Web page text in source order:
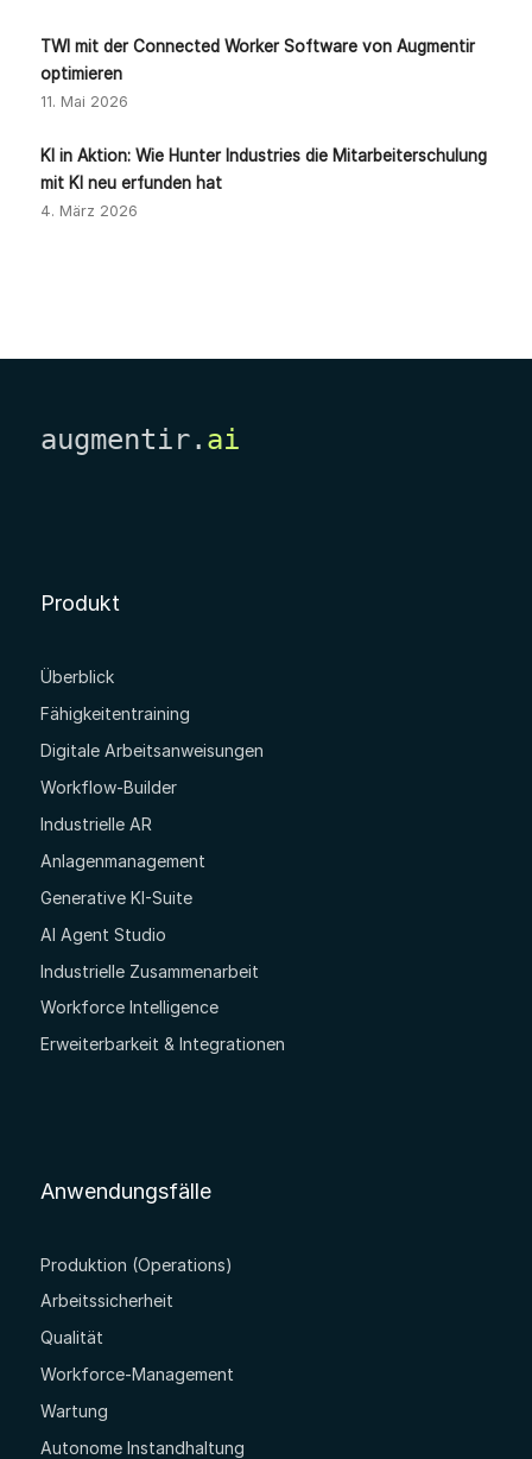
TWI mit der Connected Worker Software von Augmentir
optimieren
11. Mai 2026
KI in Aktion: Wie Hunter Industries die Mitarbeiterschulung
mit KI neu erfunden hat
4. März 2026
augmentir. ai
Produkt
Überblick
Fähigkeitentraining
Digitale Arbeitsanweisungen
Workflow-Builder
Industrielle AR
Anlagenmanagement
Generative KI-Suite
AI Agent Studio
Industrielle Zusammenarbeit
Workforce Intelligence
Erweiterbarkeit & Integrationen
Anwendungsfälle
Produktion (Operations)
Arbeitssicherheit
Qualität
Workforce-Management
Wartung
Autonome Instandhaltung